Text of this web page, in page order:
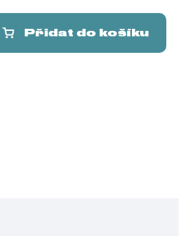
Přidat do košíku